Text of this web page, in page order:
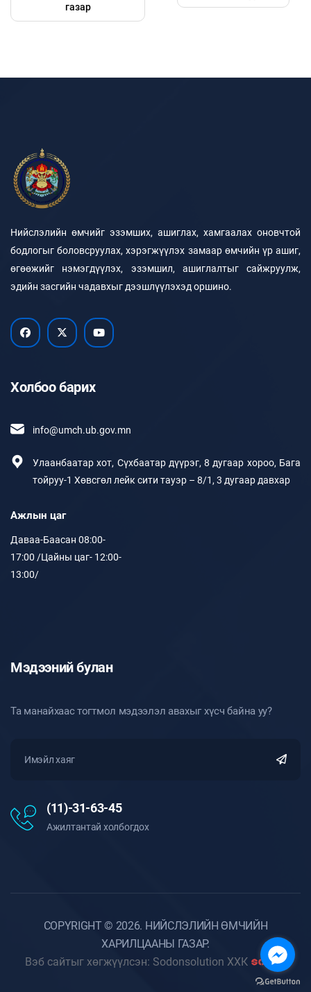
газар
Нийслэлийн өмчийг эзэмших, ашиглах, хамгаалах оновчтой
бодлогыг боловсруулах, хэрэгжүүлэх замаар өмчийн үр ашиг,
өгөөжийг нэмэгдүүлэх, эзэмшил, ашиглалтыг сайжруулж,
эдийн засгийн чадавхыг дээшлүүлэхэд оршино.
Холбоо барих
info@umch.ub.gov.mn
Улаанбаатар хот, Сүхбаатар дүүрэг, 8 дугаар хороо, Бага
тойруу-1 Хөвсгөл лейк сити тауэр – 8/1, 3 дугаар давхар
Ажлын цаг
Даваа-Баасан 08:00-
17:00 /Цайны цаг- 12:00-
13:00/
Мэдээний булан
Та манайхаас тогтмол мэдээлэл авахыг хүсч байна уу?
(11)-31-63-45
Ажилтантай холбогдох
COPYRIGHT © 2026. НИЙСЛЭЛИЙН ӨМЧИЙН
ХАРИЛЦААНЫ ГАЗАР.
Вэб сайтыг хөгжүүлсэн: Sodonsolution ХХК